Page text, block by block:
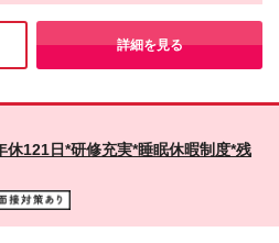
キャリアによって異動可能
が高いだけでなく、働いている方々も温かく、居
じられるのも同社の魅力。キャリアアップのチャ
、これからさらに大きくなっていく同社でなら長
ャリアが築けそうです。
詳細を見る
休121日*研修充実*睡眠休暇制度*残